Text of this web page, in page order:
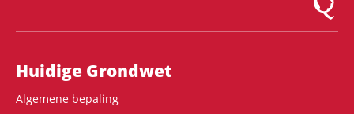
Hoofdnavigatie
Huidige Grondwet
Algemene bepaling